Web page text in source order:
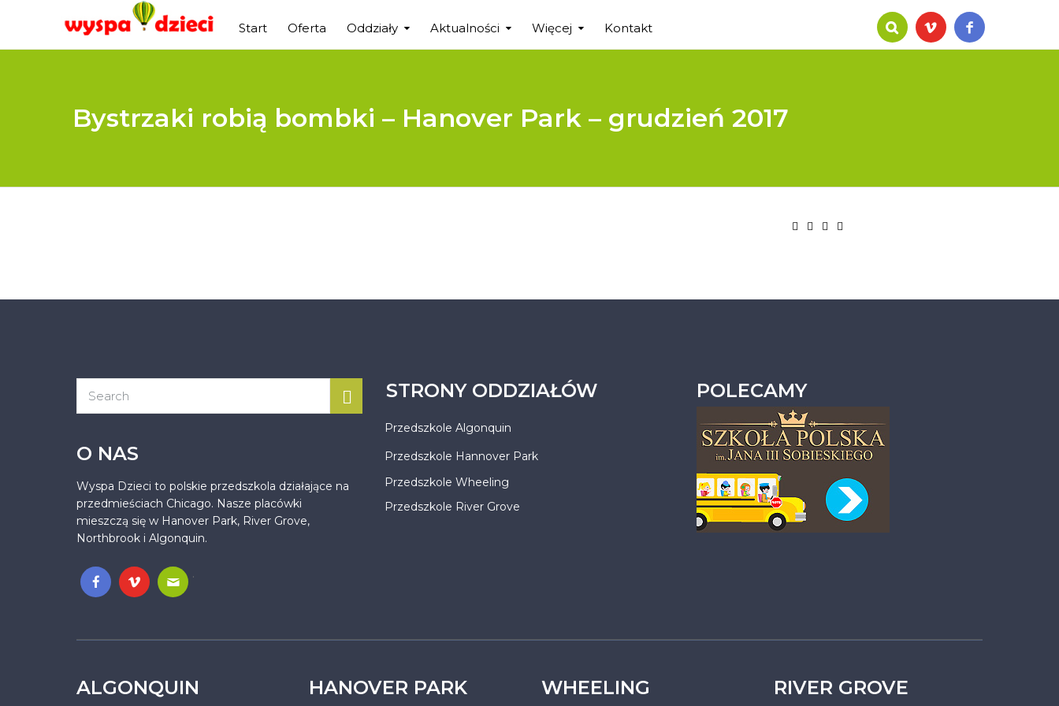
Start Oferta Oddziały Aktualności Więcej Kontakt
Bystrzaki robią bombki – Hanover Park – grudzień 2017
O NAS
Wyspa Dzieci to polskie przedszkola działające na
przedmieściach Chicago. Nasze placówki
mieszczą się w Hanover Park, River Grove,
Northbrook i Algonquin.
.
STRONY ODDZIAŁÓW
Przedszkole Algonquin
Przedszkole Hannover Park
Przedszkole Wheeling
Przedszkole River Grove
POLECAMY
ALGONQUIN HANOVER PARK WHEELING RIVER GROVE